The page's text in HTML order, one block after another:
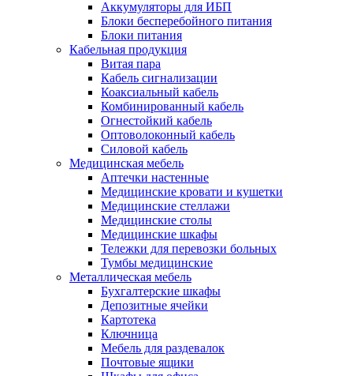
Аккумуляторы для ИБП
Блоки бесперебойного питания
Блоки питания
Кабельная продукция
Витая пара
Кабель сигнализации
Коаксиальный кабель
Комбинированный кабель
Огнестойкий кабель
Оптоволоконный кабель
Силовой кабель
Медицинская мебель
Аптечки настенные
Медицинские кровати и кушетки
Медицинские стеллажи
Медицинские столы
Медицинские шкафы
Тележки для перевозки больных
Тумбы медицинские
Металлическая мебель
Бухгалтерские шкафы
Депозитные ячейки
Картотека
Ключница
Мебель для раздевалок
Почтовые ящики